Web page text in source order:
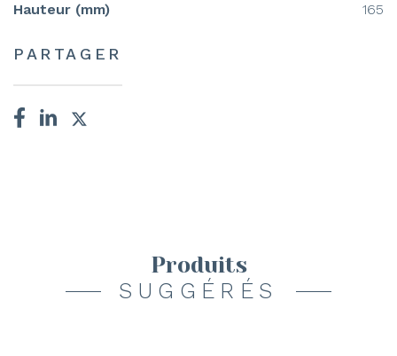
Hauteur (mm)
165
PARTAGER
Produits
SUGGÉRÉS